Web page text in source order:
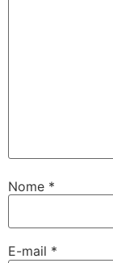
Nome *
E-mail *